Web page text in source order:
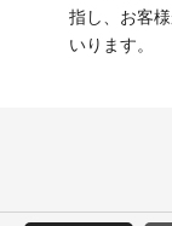
指し、お客
いります。